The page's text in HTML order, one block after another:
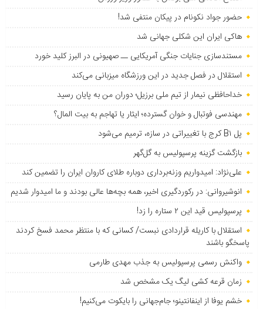
حضور جواد نکونام در پیکان منتفی شد!
هاکی ایران این شکلی جهانی شد
مستندسازی جنایات جنگی آمریکایی ــ صهیونی در البرز کلید خورد
استقلال در فصل جدید در این ورزشگاه میزبانی می‌کند
خداحافظی نیمار از تیم ملی برزیل؛ دوران من به پایان رسید
مهندسی فوتبال و خوان گسترده؛ ایثار یا تهاجم به بیت المال؟
پل B۱ کرج با تغییراتی در سازه، ترمیم می‌شود
بازگشت گزینه پرسپولیس به ‌گل‌گهر
علی‌نژاد: امیدواریم وزنه‌برداری دوباره طلای کاروان ایران را تضمین کند
انوشیروانی: در رکوردگیری اخیر، همه بچه‌ها عالی بودند و ما امیدوار شدیم
پرسپولیس قید این ۲ ستاره را زد!
استقلال با کاریله قراردادی نبست/ کسانی که با منتظر محمد فسخ کردند
پاسخگو باشند
واکنش رسمی پرسپولیس به جذب مهدی طارمی
زمان قرعه کشی لیگ یک مشخص شد
خشم یوفا از اینفانتینو؛ جام‌جهانی را بایکوت می‌کنیم!